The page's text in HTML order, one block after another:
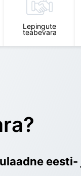
Lepingute
teabevara